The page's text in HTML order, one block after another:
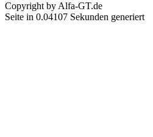
Copyright by Alfa-GT.de
Seite in 0.04107 Sekunden generiert